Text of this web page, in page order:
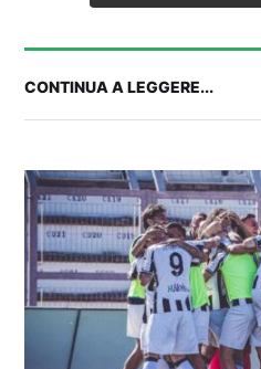
IL CAGLIARI SI
CONTINUA A LEGGERE...